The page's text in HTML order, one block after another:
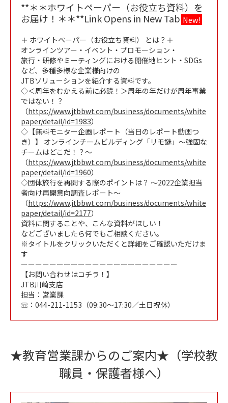
**＊＊ホワイトペーパー（お役立ち資料）を
お届け！＊＊**Link Opens in New Tab New!
＋ ホワイトペーパー（お役立ち資料） とは？＋
オンラインツアー・イベント・プロモーション・
旅行・研修やミーティングにおける開催地ヒント・SDGs
など、多種多様な企業様向けの
JTBソリューションを紹介する資料です。
◇＜周年をむかえる前に必読！＞周年の年だけが周年事業
ではない！？
（https://www.jtbbwt.com/business/documents/white
paper/detail/id=1983）
◇【無料モニター企画レポート（当日のレポート動画つ
き）】 オンラインチームビルディング「リモ謎」～強固な
チームはどこだ！？～
（https://www.jtbbwt.com/business/documents/white
paper/detail/id=1960）
◇団体旅行を再開する際のポイントは？ ～2022企業担当
者向け再開意向調査レポート～
（https://www.jtbbwt.com/business/documents/white
paper/detail/id=2177）
資料に関することや、こんな資料がほしい！
などございましたら何でもご相談ください。
※タイトルをクリックいただくと詳細をご確認いただけま
す
ーーーーーーーーーーーーーーーーーーーーーー
【お問い合わせはコチラ！】
JTB川崎支店
担当：営業課
☏：044-211-1153（09:30～17:30／土日祝休）
★教育営業課からのご案内★（学校教
職員・保護者様へ）